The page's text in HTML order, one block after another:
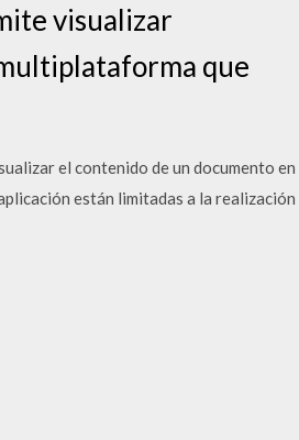
visualizar
que
el contenido de un documento en
están limitadas a la realización